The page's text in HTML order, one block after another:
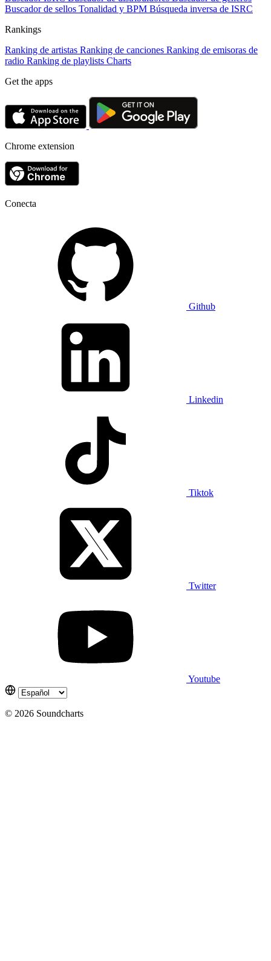
Buscador de sellos Tonalidad y BPM Búsqueda inversa de ISRC
Rankings
Ranking de artistas Ranking de canciones Ranking de emisoras de
radio Ranking de playlists Charts
Get the apps
Chrome extension
Conecta
Github
Linkedin
Tiktok
Twitter
Youtube
© 2026 Soundcharts